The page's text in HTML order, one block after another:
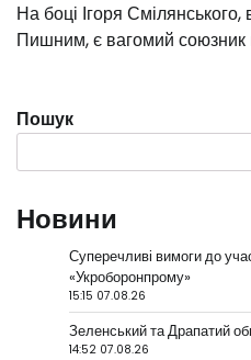
На боці Ігоря Смілянського,
Пишним, є вагомий союзник
Пошук
Новини
Суперечливі вимоги до
«Укроборонпрому»
15:15 07.08.26
Зеленський та Драпатий
14:52 07.08.26